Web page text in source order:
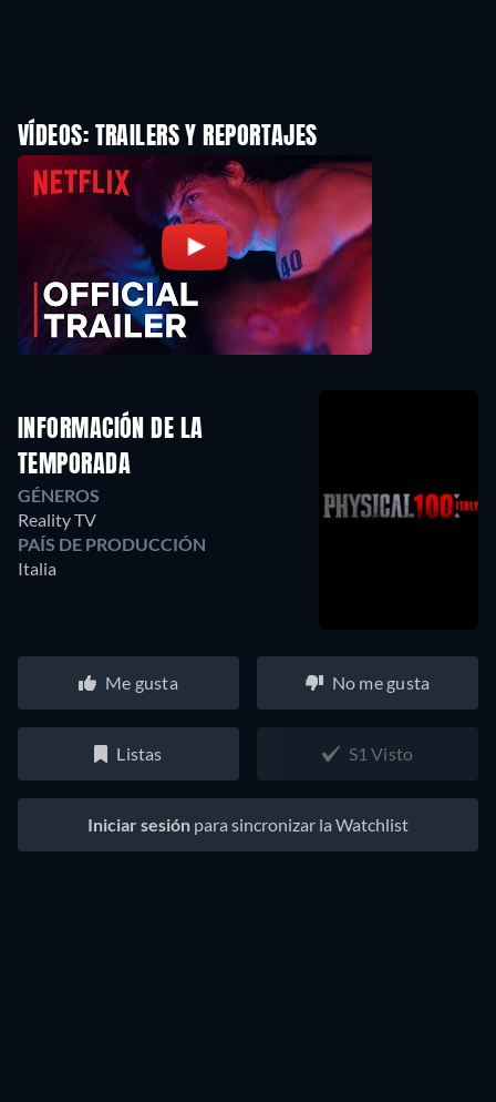
VÍDEOS: TRAILERS Y REPORTAJES
INFORMACIÓN DE LA
TEMPORADA
GÉNEROS
Reality TV
PAÍS DE PRODUCCIÓN
Italia
Me gusta No me gusta
Listas S1 Visto
Iniciar sesión para sincronizar la Watchlist